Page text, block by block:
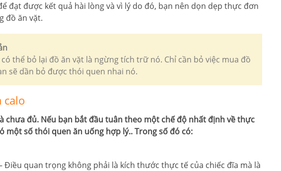
đạt được kết quả hài lòng và vì lý do đó, bạn nên dọn dẹp thực đơn
đồ ăn vặt.
thể bỏ lại đồ ăn vặt là ngừng tích trữ nó. Chỉ cần bỏ việc mua đồ
sẽ dần bỏ được thói quen nhai nó.
calo
chưa đủ. Nếu bạn bắt đầu tuân theo một chế độ nhất định về thực
một số thói quen ăn uống hợp lý.. Trong số đó có:
Điều quan trọng không phải là kích thước thực tế của chiếc đĩa mà là